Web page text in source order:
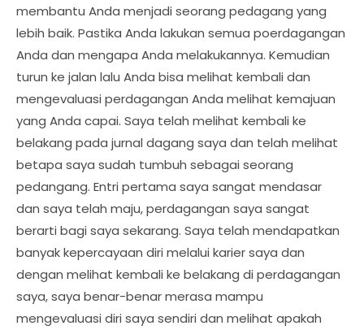
membantu Anda menjadi seorang pedagang yang
lebih baik. Pastika Anda lakukan semua poerdagangan
Anda dan mengapa Anda melakukannya. Kemudian
turun ke jalan lalu Anda bisa melihat kembali dan
mengevaluasi perdagangan Anda melihat kemajuan
yang Anda capai. Saya telah melihat kembali ke
belakang pada jurnal dagang saya dan telah melihat
betapa saya sudah tumbuh sebagai seorang
pedangang. Entri pertama saya sangat mendasar
dan saya telah maju, perdagangan saya sangat
berarti bagi saya sekarang. Saya telah mendapatkan
banyak kepercayaan diri melalui karier saya dan
dengan melihat kembali ke belakang di perdagangan
saya, saya benar-benar merasa mampu
mengevaluasi diri saya sendiri dan melihat apakah